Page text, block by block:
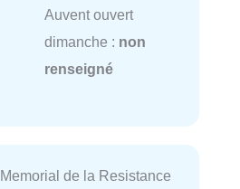
Auvent ouvert
dimanche : non
renseigné
Memorial de la Resistance